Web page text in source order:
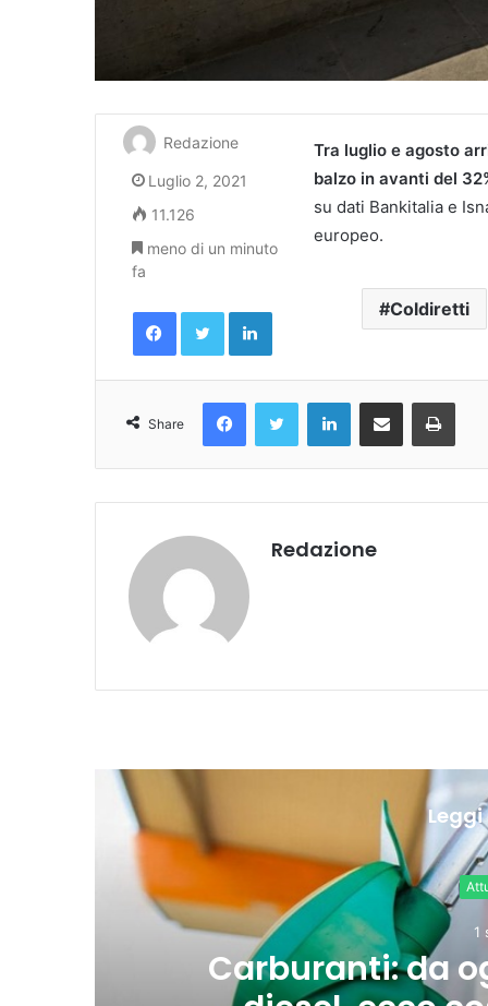
Tra luglio e agosto
balzo in avanti del
su dati Bankitalia e
europeo.
Coldiretti
Redazione
Luglio 2, 2021
11.126
meno di un minuto
fa
Facebook Twitter LinkedIn
Share
Redazione
Leggi
Attualità e politica
1 settimana fa
Carburanti: da oggi il